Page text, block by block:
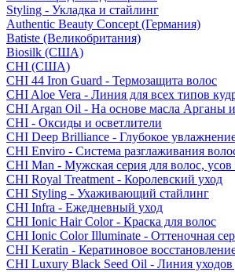
Styling - Укладка и стайлинг
Authentic Beauty Concept (Германия)
Batiste (Великобритания)
Biosilk (США)
CHI (США)
CHI 44 Iron Guard - Термозащита волос
CHI Aloe Vera - Линия для всех типов
CHI Argan Oil - На основе масла Арганы
CHI - Оксиды и осветлители
CHI Deep Brilliance - Глубокое
CHI Enviro - Система разглаживания
CHI Man - Мужская серия для волос,
CHI Royal Treatment - Королевский уход
CHI Styling - Ухаживающий стайлинг
CHI Infra - Ежедневный уход
CHI Ionic Hair Color - Краска для волос
CHI Ionic Color Illuminate - Оттеночная
CHI Keratin - Кератиновое
CHI Luxury Black Seed Oil - Линия